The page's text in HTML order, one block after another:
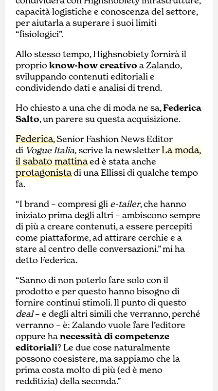
capacità logistiche e conoscenza del settore,
per aiutarla a superare i suoi limiti
“fisiologici”.
Allo stesso tempo, Highsnobiety fornirà il
proprioknow-how creativo a Zalando,
sviluppando contenuti editoriali e
condividendo dati e analisi di trend.
Ho chiesto a una che di moda ne sa,Federica
Salto, un parere su questa acquisizione.
Federica, Senior Fashion News Editor
di Vogue Italia,scrive la newsletter La moda,
il sabato mattinaed è stata anche
protagonistadi una Ellissi di qualche tempo
fa.
“I brand – compresi gli e-tailer, che hanno
iniziato prima degli altri – ambiscono sempre
di più a creare contenuti, a essere percepiti
come piattaforme, ad attirare cerchie e a
stare al centro delle conversazioni.” mi ha
detto Federica.
“Sanno di non poterlo fare solo con il
prodotto e per questo hanno bisogno di
fornire continui stimoli. Il punto di questo
deal– e degli altri simili che verranno, perché
verranno – è: Zalando vuole fare l’editore
oppure hanecessità di competenze
editoriali? Le due cose naturalmente
possono coesistere, ma sappiamo che la
prima costa molto di più (ed è meno
redditizia) della seconda.”